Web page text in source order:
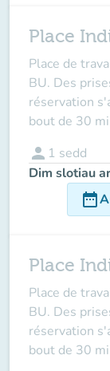
Place
Place de
BU. Des
réservation
bout de 30
person 1 sedd
Dim slotiau
date_range
Place
Place de
BU. Des
réservation
bout de 30